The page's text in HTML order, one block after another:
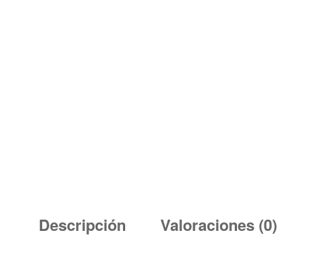
Descripción Valoraciones (0)